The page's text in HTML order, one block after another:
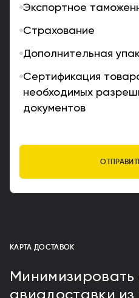
Экспортное
Страхование
Дополнительная
Сертификация
необходимых
документов
КАРТА ДОСТАВОК
Минимизировать
авиадоставки